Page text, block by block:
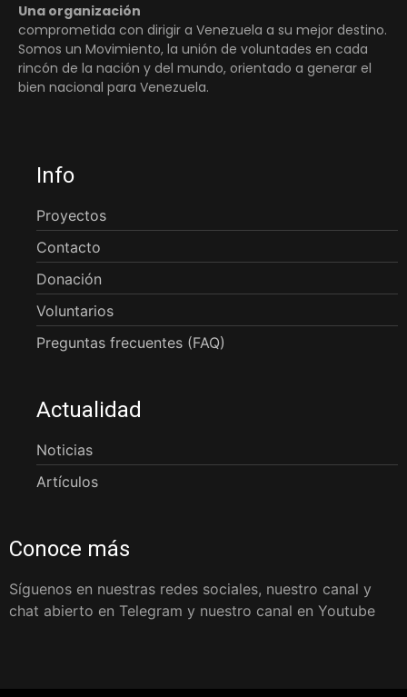
Una organización
comprometida con dirigir a Venezuela a su mejor destino.
Somos un Movimiento, la unión de voluntades en cada
rincón de la nación y del mundo, orientado a generar el
bien nacional para Venezuela.
Info
Proyectos
Contacto
Donación
Voluntarios
Preguntas frecuentes (FAQ)
Actualidad
Noticias
Artículos
Conoce más
Síguenos en nuestras redes sociales, nuestro canal y
chat abierto en Telegram y nuestro canal en Youtube